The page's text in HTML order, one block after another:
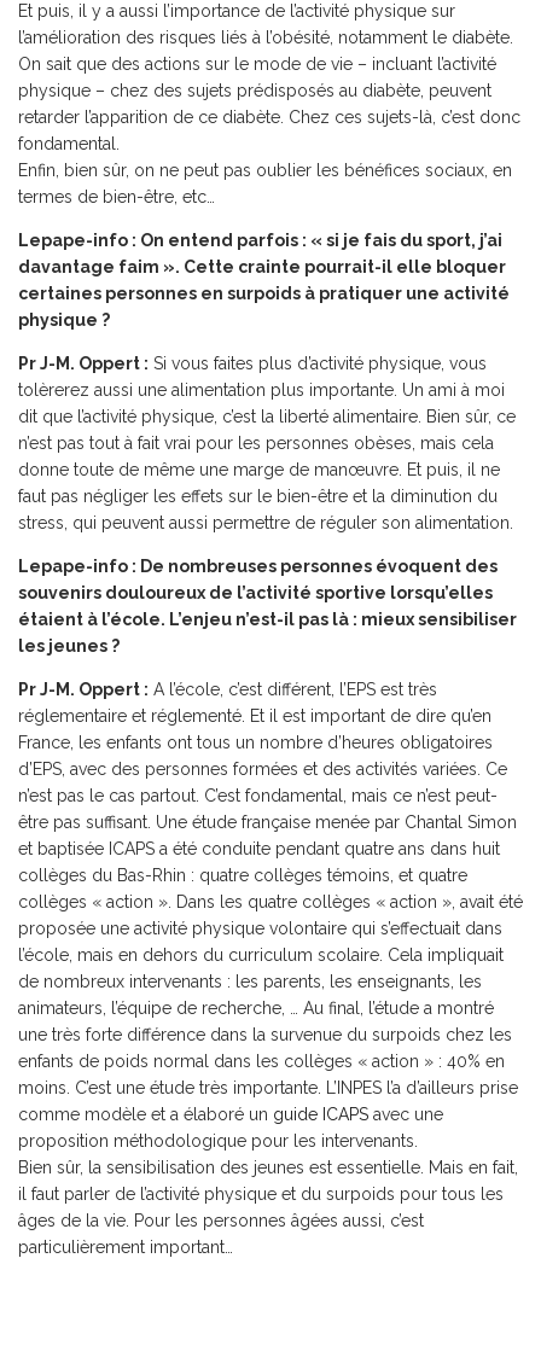
Et puis, il y a aussi l’importance de l’activité physique sur
l’amélioration des risques liés à l’obésité, notamment le diabète.
On sait que des actions sur le mode de vie – incluant l’activité
physique – chez des sujets prédisposés au diabète, peuvent
retarder l’apparition de ce diabète. Chez ces sujets-là, c’est donc
fondamental.
Enfin, bien sûr, on ne peut pas oublier les bénéfices sociaux, en
termes de bien-être, etc…
Lepape-info : On entend parfois : « si je fais du sport, j’ai
davantage faim ». Cette crainte pourrait-il elle bloquer
certaines personnes en surpoids à pratiquer une activité
physique ?
Pr J-M. Oppert : Si vous faites plus d’activité physique, vous
tolèrerez aussi une alimentation plus importante. Un ami à moi
dit que l’activité physique, c’est la liberté alimentaire. Bien sûr, ce
n’est pas tout à fait vrai pour les personnes obèses, mais cela
donne toute de même une marge de manœuvre. Et puis, il ne
faut pas négliger les effets sur le bien-être et la diminution du
stress, qui peuvent aussi permettre de réguler son alimentation.
Lepape-info : De nombreuses personnes évoquent des
souvenirs douloureux de l’activité sportive lorsqu’elles
étaient à l’école. L’enjeu n’est-il pas là : mieux sensibiliser
les jeunes ?
Pr J-M. Oppert : A l’école, c’est différent, l’EPS est très
réglementaire et réglementé. Et il est important de dire qu’en
France, les enfants ont tous un nombre d’heures obligatoires
d’EPS, avec des personnes formées et des activités variées. Ce
n’est pas le cas partout. C’est fondamental, mais ce n’est peut-
être pas suffisant. Une étude française menée par Chantal Simon
et baptisée ICAPS a été conduite pendant quatre ans dans huit
collèges du Bas-Rhin : quatre collèges témoins, et quatre
collèges « action ». Dans les quatre collèges « action », avait été
proposée une activité physique volontaire qui s’effectuait dans
l’école, mais en dehors du curriculum scolaire. Cela impliquait
de nombreux intervenants : les parents, les enseignants, les
animateurs, l’équipe de recherche, … Au final, l’étude a montré
une très forte différence dans la survenue du surpoids chez les
enfants de poids normal dans les collèges « action » : 40% en
moins. C’est une étude très importante. L’INPES l’a d’ailleurs prise
comme modèle et a élaboré un guide ICAPS avec une
proposition méthodologique pour les intervenants.
Bien sûr, la sensibilisation des jeunes est essentielle. Mais en fait,
il faut parler de l’activité physique et du surpoids pour tous les
âges de la vie. Pour les personnes âgées aussi, c’est
particulièrement important…